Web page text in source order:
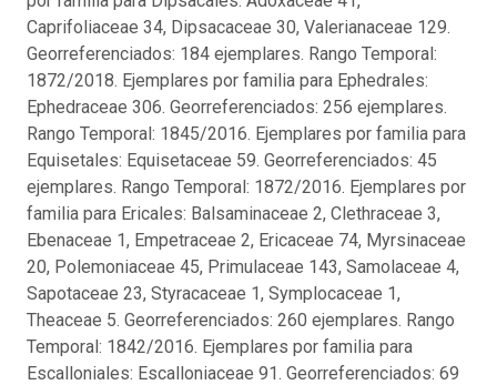
Caprifoliaceae 34, Dipsacaceae 30, Valerianaceae 129.
Georreferenciados: 184 ejemplares. Rango Temporal:
1872/2018. Ejemplares por familia para Ephedrales:
Ephedraceae 306. Georreferenciados: 256 ejemplares.
Rango Temporal: 1845/2016. Ejemplares por familia para
Equisetales: Equisetaceae 59. Georreferenciados: 45
ejemplares. Rango Temporal: 1872/2016. Ejemplares por
familia para Ericales: Balsaminaceae 2, Clethraceae 3,
Ebenaceae 1, Empetraceae 2, Ericaceae 74, Myrsinaceae
20, Polemoniaceae 45, Primulaceae 143, Samolaceae 4,
Sapotaceae 23, Styracaceae 1, Symplocaceae 1,
Theaceae 5. Georreferenciados: 260 ejemplares. Rango
Temporal: 1842/2016. Ejemplares por familia para
Escalloniales: Escalloniaceae 91. Georreferenciados: 69